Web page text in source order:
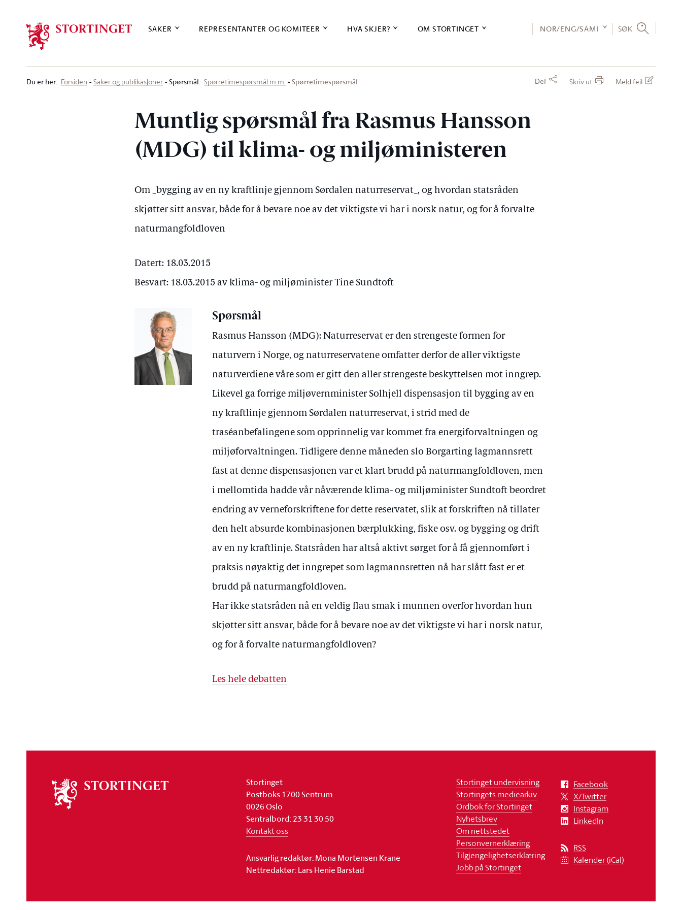
SAKER REPRESENTANTER OG KOMITEER HVA SKJER? OM STORTINGET NOR/ENG/SÁMI SØK
Du er her: Forsiden Saker og publikasjoner Spørsmål: Spørretimespørsmål m.m. Spørretimespørsmål Del Skriv ut Meld feil
Muntlig spørsmål fra Rasmus Hansson
(MDG) til klima- og miljøministeren
Om _bygging av en ny kraftlinje gjennom Sørdalen naturreservat_, og hvordan statsråden
skjøtter sitt ansvar, både for å bevare noe av det viktigste vi har i norsk natur, og for å forvalte
naturmangfoldloven
Datert: 18.03.2015
Besvart: 18.03.2015 av klima- og miljøminister Tine Sundtoft
Spørsmål
Rasmus Hansson (MDG): Naturreservat er den strengeste formen for
naturvern i Norge, og naturreservatene omfatter derfor de aller viktigste
naturverdiene våre som er gitt den aller strengeste beskyttelsen mot inngrep.
Likevel ga forrige miljøvernminister Solhjell dispensasjon til bygging av en
ny kraftlinje gjennom Sørdalen naturreservat, i strid med de
traséanbefalingene som opprinnelig var kommet fra energiforvaltningen og
miljøforvaltningen. Tidligere denne måneden slo Borgarting lagmannsrett
fast at denne dispensasjonen var et klart brudd på naturmangfoldloven, men
i mellomtida hadde vår nåværende klima- og miljøminister Sundtoft beordret
endring av verneforskriftene for dette reservatet, slik at forskriften nå tillater
den helt absurde kombinasjonen bærplukking, fiske osv. og bygging og drift
av en ny kraftlinje. Statsråden har altså aktivt sørget for å få gjennomført i
praksis nøyaktig det inngrepet som lagmannsretten nå har slått fast er et
brudd på naturmangfoldloven.
Har ikke statsråden nå en veldig flau smak i munnen overfor hvordan hun
skjøtter sitt ansvar, både for å bevare noe av det viktigste vi har i norsk natur,
og for å forvalte naturmangfoldloven?
Les hele debatten
stortinget
Stortinget
Postboks 1700 Sentrum
0026 Oslo
Sentralbord: 23 31 30 50
Kontakt oss
Ansvarlig redaktør: Mona Mortensen Krane
Nettredaktør: Lars Henie Barstad
Stortinget undervisning
Stortingets mediearkiv
Ordbok for Stortinget
Nyhetsbrev
Om nettstedet
Personvernerklæring
Tilgjengelighetserklæring
Jobb på Stortinget
Facebook
X/Twitter
Instagram
LinkedIn
RSS
Kalender (iCal)